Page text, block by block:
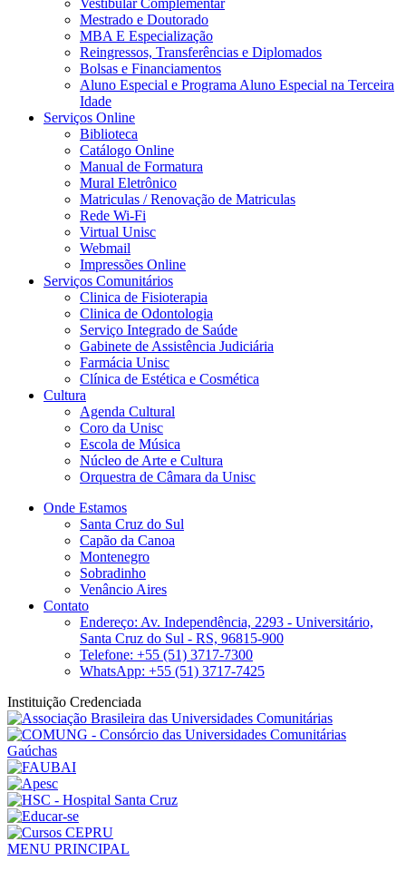
Vestibular Complementar
Mestrado e Doutorado
MBA E Especialização
Reingressos, Transferências e Diplomados
Bolsas e Financiamentos
Aluno Especial e Programa Aluno Especial na Terceira
Idade
Serviços Online
Biblioteca
Catálogo Online
Manual de Formatura
Mural Eletrônico
Matriculas / Renovação de Matriculas
Rede Wi-Fi
Virtual Unisc
Webmail
Impressões Online
Serviços Comunitários
Clinica de Fisioterapia
Clinica de Odontologia
Serviço Integrado de Saúde
Gabinete de Assistência Judiciária
Farmácia Unisc
Clínica de Estética e Cosmética
Cultura
Agenda Cultural
Coro da Unisc
Escola de Música
Núcleo de Arte e Cultura
Orquestra de Câmara da Unisc
Onde Estamos
Santa Cruz do Sul
Capão da Canoa
Montenegro
Sobradinho
Venâncio Aires
Contato
Endereço: Av. Independência, 2293 - Universitário,
Santa Cruz do Sul - RS, 96815-900
Telefone: +55 (51) 3717-7300
WhatsApp: +55 (51) 3717-7425
Instituição Credenciada
MENU PRINCIPAL